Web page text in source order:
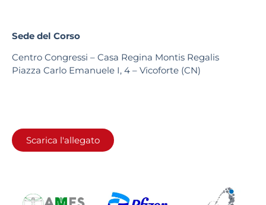
Sede del Corso
Centro Congressi – Casa Regina Montis Regalis
Piazza Carlo Emanuele I, 4 – Vicoforte (CN)
Scarica l'allegato